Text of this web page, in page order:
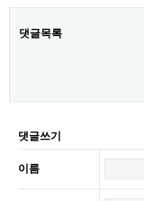
댓글목록
댓글쓰기
이름